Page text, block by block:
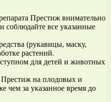
Престиж внимательно
соблюдайте все указанные
(рукавицы, маску,
растений.
для детей и животных
на плодовых и
чем за указанное время до